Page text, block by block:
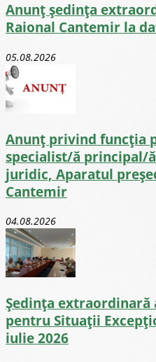
Anunț ședința
Raional Cantemir la
05.08.2026
Anunț privind funcția
specialist/ă principal/
juridic, Aparatul
Cantemir
04.08.2026
Ședința extraordinară
pentru Situații
iulie 2026